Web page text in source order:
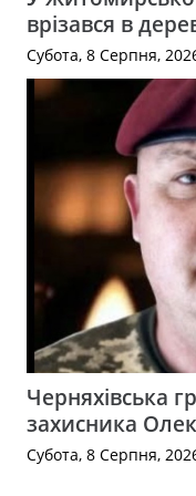
врізався в
Субота, 8 Серпня,
Черняхівська
захисника
Субота, 8 Серпня,